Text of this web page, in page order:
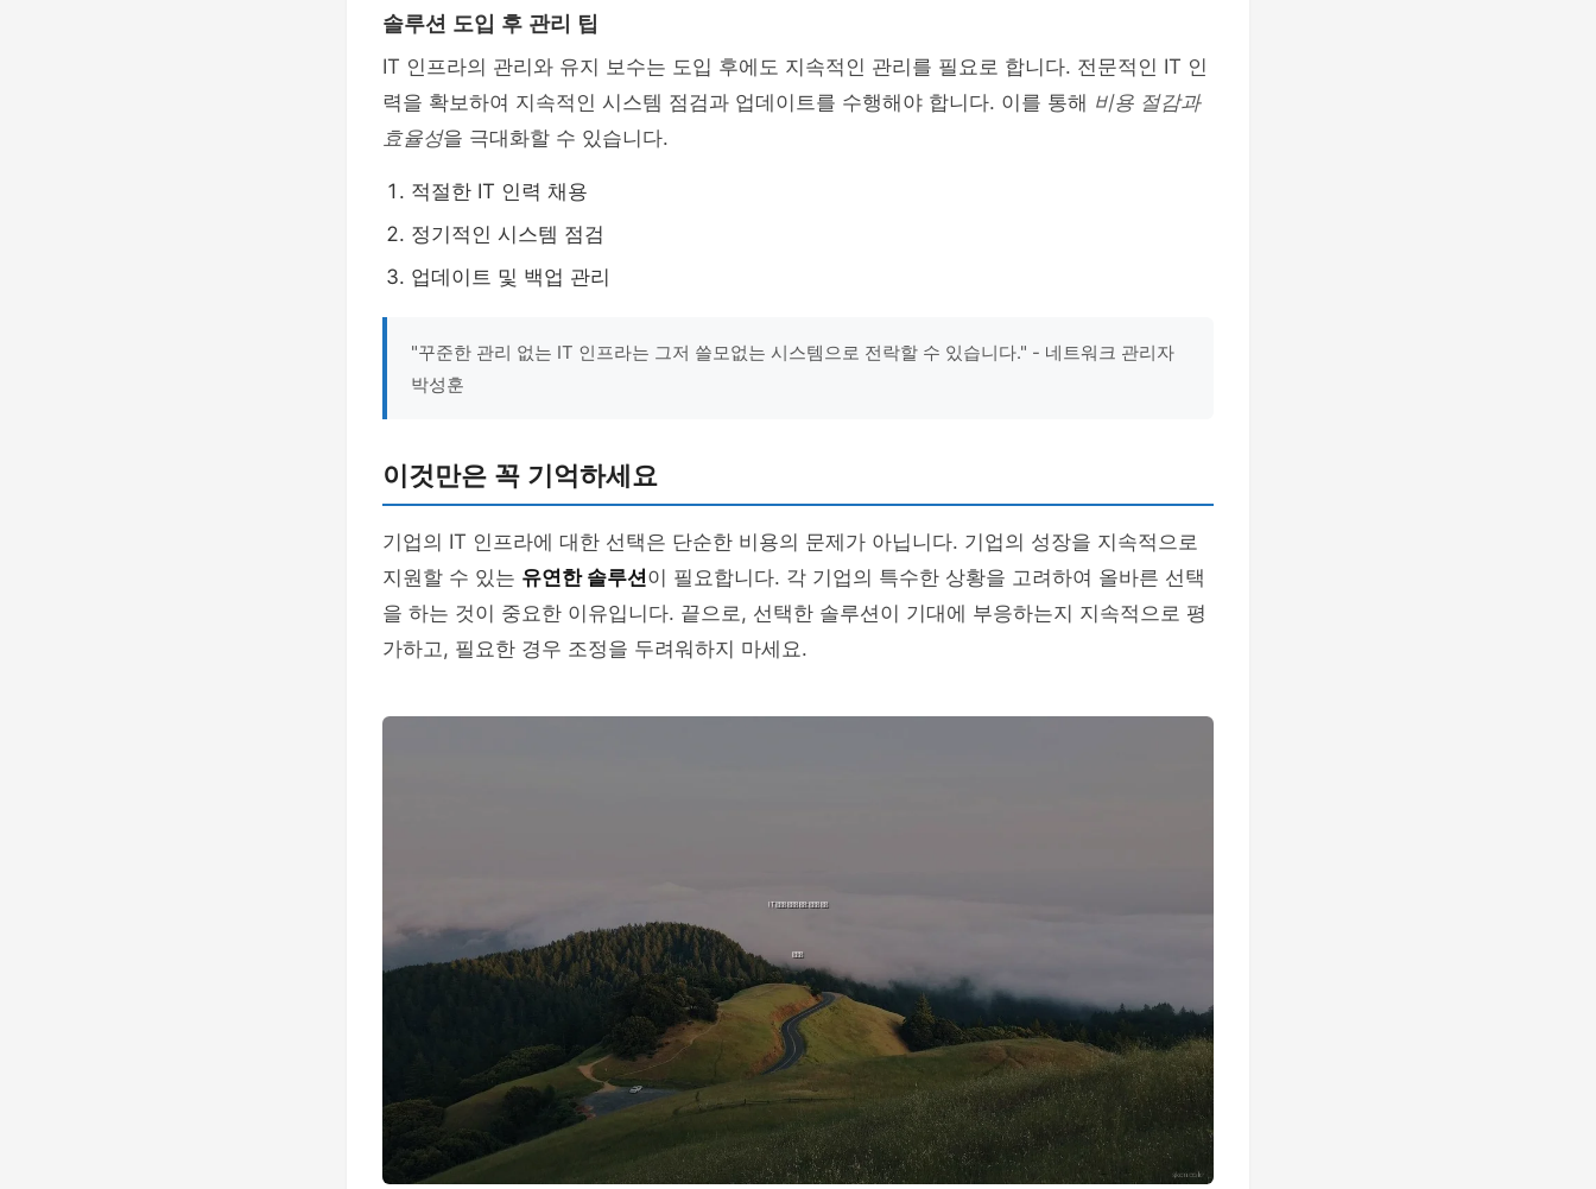
솔루션 도입 후 관리 팁
IT 인프라의 관리와 유지 보수는 도입 후에도 지속적인 관리를 필요로 합니다. 전문적인 IT 인
력을 확보하여 지속적인 시스템 점검과 업데이트를 수행해야 합니다. 이를 통해 비용 절감과
효율성을 극대화할 수 있습니다.
적절한 IT 인력 채용
정기적인 시스템 점검
업데이트 및 백업 관리
"꾸준한 관리 없는 IT 인프라는 그저 쓸모없는 시스템으로 전락할 수 있습니다." - 네트워크 관리자
박성훈
이것만은 꼭 기억하세요
기업의 IT 인프라에 대한 선택은 단순한 비용의 문제가 아닙니다. 기업의 성장을 지속적으로
지원할 수 있는 유연한 솔루션이 필요합니다. 각 기업의 특수한 상황을 고려하여 올바른 선택
을 하는 것이 중요한 이유입니다. 끝으로, 선택한 솔루션이 기대에 부응하는지 지속적으로 평
가하고, 필요한 경우 조정을 두려워하지 마세요.